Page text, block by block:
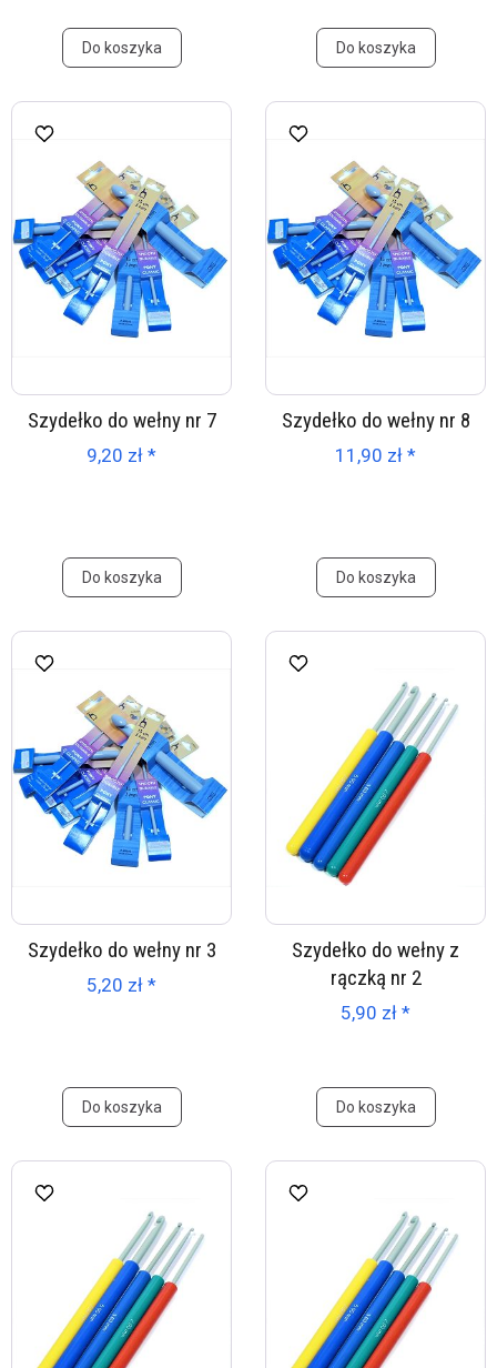
Do koszyka Do koszyka
Szydełko do wełny nr 7
9,20 zł *
Do koszyka
Szydełko do wełny nr 8
11,90 zł *
Do koszyka
Szydełko do wełny nr 3
5,20 zł *
Do koszyka
Szydełko do wełny z
rączką nr 2
5,90 zł *
Do koszyka